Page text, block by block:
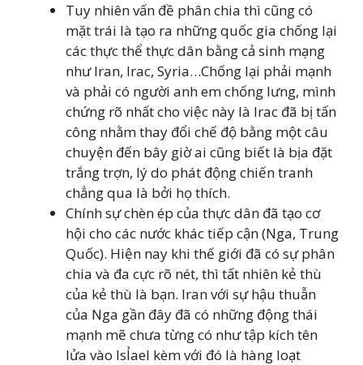
Tuy nhiên vấn đề phân chia thì cũng có
mặt trái là tạo ra những quốc gia chống lại
các thực thể thực dân bằng cả sinh mạng
như Iran, Irac, Syria…Chống lại phải mạnh
và phải có người anh em chống lưng, mình
chứng rõ nhất cho việc này là Irac đã bị tấn
công nhằm thay đổi chế độ bằng một câu
chuyện đến bây giờ ai cũng biết là bịa đặt
trắng trợn, lý do phát động chiến tranh
chẳng qua là bởi họ thích.
Chính sự chèn ép của thực dân đã tạo cơ
hội cho các nước khác tiếp cận (Nga, Trung
Quốc). Hiện nay khi thế giới đã có sự phân
chia và đa cực rõ nét, thì tất nhiên kẻ thù
của kẻ thù là bạn. Iran với sự hậu thuẫn
của Nga gần đây đã có những động thái
mạnh mẽ chưa từng có như tập kích tên
lửa vào IsỈael kèm với đó là hàng loạt